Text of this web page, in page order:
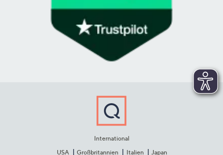
International
USA
Großbritannien Italien Japan